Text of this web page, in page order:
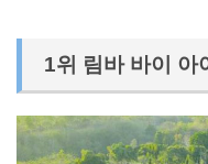
1위 림바 바이 아